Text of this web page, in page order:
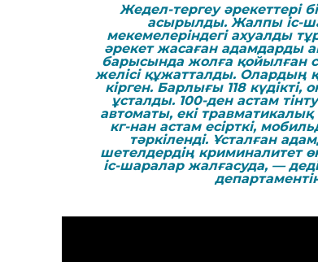
Жедел-тергеу әрекеттері
асырылды. Жалпы іс-
мекемелеріндегі ахуалды
әрекет жасаған адамдарды
барысында жолға қойылған
желісі құжатталды. Олардың
кірген. Барлығы 118
ұсталды. 100-ден астам
автоматы, екі травматикалық
кг-нан астам есірткі,
тәркіленді. Ұсталған
шетелдердің криминалитет
іс-шаралар жалғасуда, —